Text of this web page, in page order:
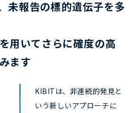
未報告の標的遺伝子を多
用いてさらに確度の高
ます
KIBITは、非連続的発見と
いう新しいアプローチに